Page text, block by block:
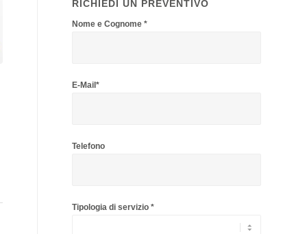
RICHIEDI UN PREVENTIVO
Nome e Cognome *
E-Mail*
Telefono
Tipologia di servizio *